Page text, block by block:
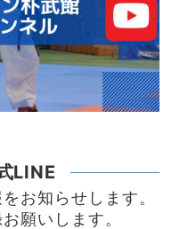
LINE
お知らせします。
願いします。